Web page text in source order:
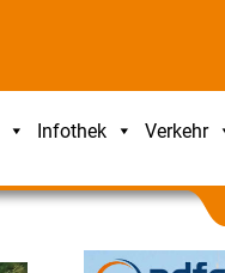
Infothek Verkehr